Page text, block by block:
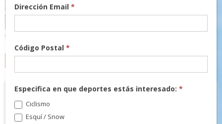
Dirección Email*
Código Postal*
Especifica en que deportes estás interesado:*
Ciclismo
Esquí / Snow